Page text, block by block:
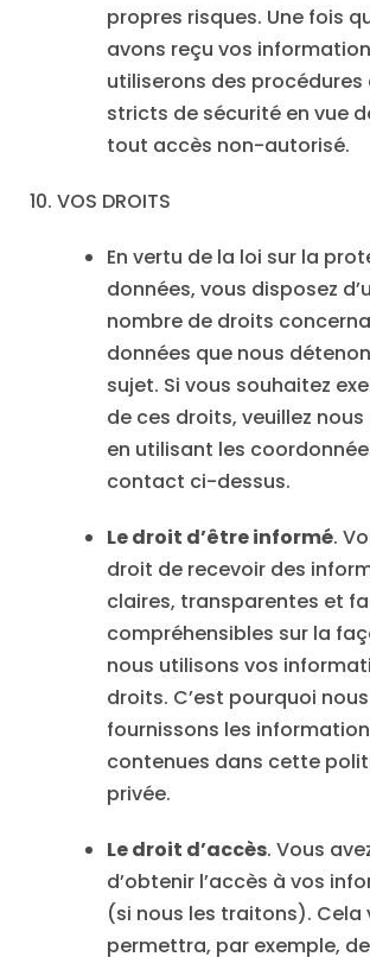
propres risques. Une fois
avons reçu vos
utiliserons des procédures
stricts de sécurité en vue
tout accès non-autorisé.
10. VOS DROITS
En vertu de la loi sur la
données, vous disposez
nombre de droits
données que nous
sujet. Si vous souhaitez
de ces droits, veuillez
en utilisant les
contact ci-dessus.
Le droit d’être informé.
droit de recevoir des
claires, transparentes et
compréhensibles sur la
nous utilisons vos
droits. C’est pourquoi
fournissons les
contenues dans cette
privée.
Le droit d’accès. Vous
d’obtenir l’accès à vos
(si nous les traitons). Cela
permettra, par exemple,